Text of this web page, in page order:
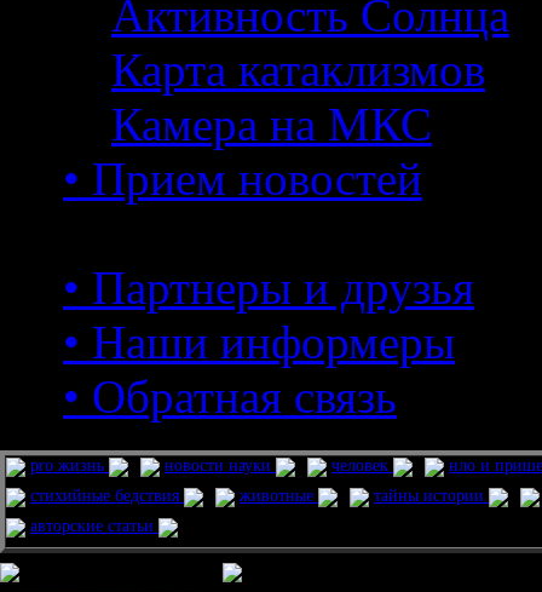
Активность Солнца
Карта катаклизмов
Камера на МКС
• Прием новостей
• Партнеры и друзья
• Наши информеры
• Обратная связь
pro жизнь новости науки человек
нло и
стихийные бедствия
животные
тайны истории
авторские статьи